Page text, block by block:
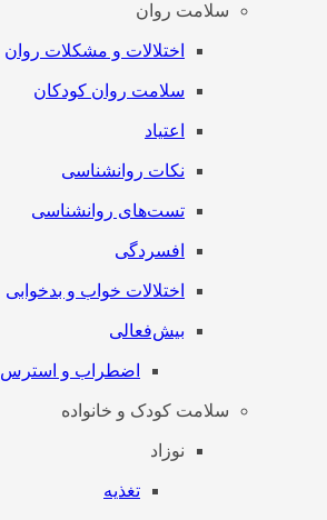
سلامت روان
اختلالات و مشکلات روان
سلامت روان کودکان
اعتیاد
نکات روانشناسی
تست‌های روانشناسی
افسردگی
اختلالات خواب و بدخوابی
بیش‌فعالی
اضطراب و استرس
سلامت کودک و خانواده
نوزاد
تغذیه